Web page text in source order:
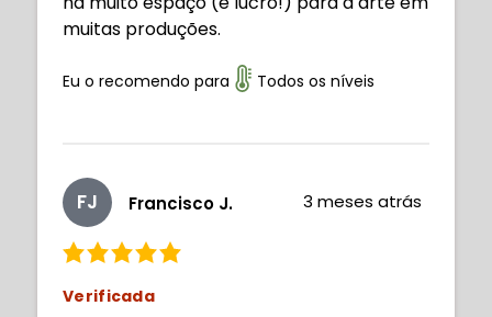
muitas produções.
Eu o recomendo para Todos os níveis
FJ Francisco J. 3 meses atrás
Verificada